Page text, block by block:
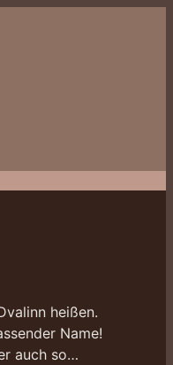
heißen.
Name!
auch so…